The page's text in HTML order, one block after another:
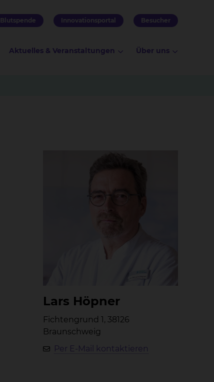
Blutspende Innovationsportal Besucher
Aktuelles & Veranstaltungen Über uns
Lars Höp­ner
Fichtengrund 1, 38126
Braunschweig
Per E-Mail kontaktieren